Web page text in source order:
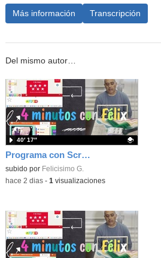
Más información Transcripción
Del mismo autor…
Programa con Scratch, 8 diferentes juegos para vivir la emoción de los partidos de España en el mundial 2026
Contenido educativo.
subido por Felicisimo G.
40′ 17″
-hace 2 dias- 1 visualizaciones